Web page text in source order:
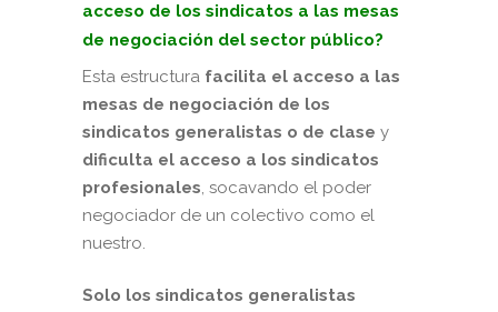
acceso de los sindicatos a las mesas
de negociación del sector público?
Esta estructura facilita el acceso a las
mesas de negociación de los
sindicatos generalistas o de clase y
dificulta el acceso a los sindicatos
profesionales, socavando el poder
negociador de un colectivo como el
nuestro.
Solo los sindicatos generalistas